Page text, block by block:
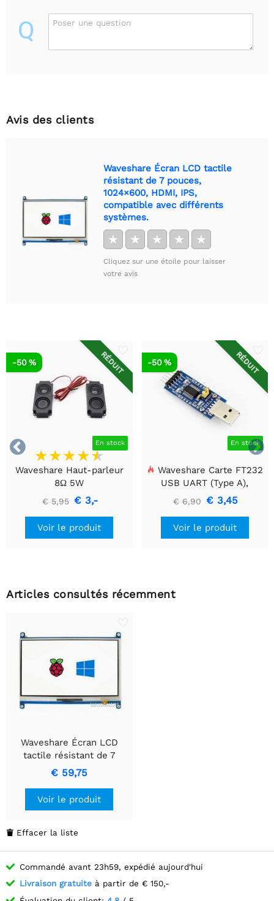
Q Poser une question
Avis des clients
Waveshare Écran LCD tactile
résistant de 7 pouces,
1024×600, HDMI, IPS,
compatible avec différents
systèmes.
★ ★ ★ ★ ★
Cliquez sur une étoile pour laisser
votre avis


RÉDUIT
En stock
-50 %
Waveshare Haut-parleur
8Ω 5W
€ 5,95 € 3,-
Voir le produit
RÉDUIT
En stock
-50 %
Waveshare Carte FT232
USB UART (Type A),
Module de communication
USB vers TTL (UART)
€ 6,90 € 3,45
Voir le produit
Articles consultés récemment
Waveshare Écran LCD
tactile résistant de 7
pouces, 1024×600, HDMI,
IPS, compatible avec
différents systèmes.
€ 59,75
Voir le produit
 Effacer la liste
Commandé avant 23h59, expédié aujourd'hui
Livraison gratuite à partir de € 150,-